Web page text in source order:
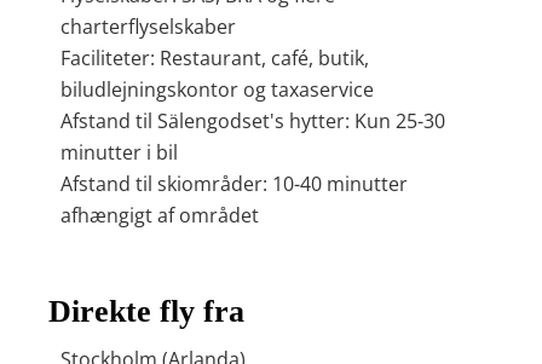
charterflyselskaber
Faciliteter: Restaurant, café, butik,
biludlejningskontor og taxaservice
Afstand til Sälengodset's hytter: Kun 25-30
minutter i bil
Afstand til skiområder: 10-40 minutter
afhængigt af området
Direkte fly fra